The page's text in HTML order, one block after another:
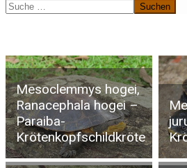
Suchen
Mesoclemmys hogei,
Ranacephala hogei –
Paraiba-
Krötenkopfschildkröte